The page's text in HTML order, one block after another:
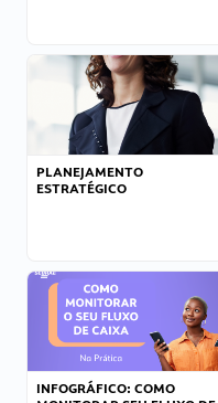
PLANEJAMENTO
ESTRATÉGICO
INFOGRÁFICO: COMO